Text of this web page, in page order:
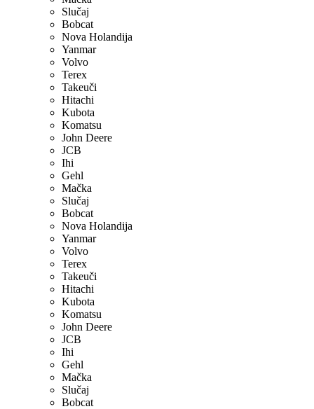
Slučaj
Bobcat
Nova Holandija
Yanmar
Volvo
Terex
Takeuči
Hitachi
Kubota
Komatsu
John Deere
JCB
Ihi
Gehl
Mačka
Slučaj
Bobcat
Nova Holandija
Yanmar
Volvo
Terex
Takeuči
Hitachi
Kubota
Komatsu
John Deere
JCB
Ihi
Gehl
Mačka
Slučaj
Bobcat